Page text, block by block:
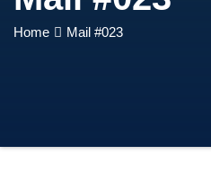
Home Mail #023